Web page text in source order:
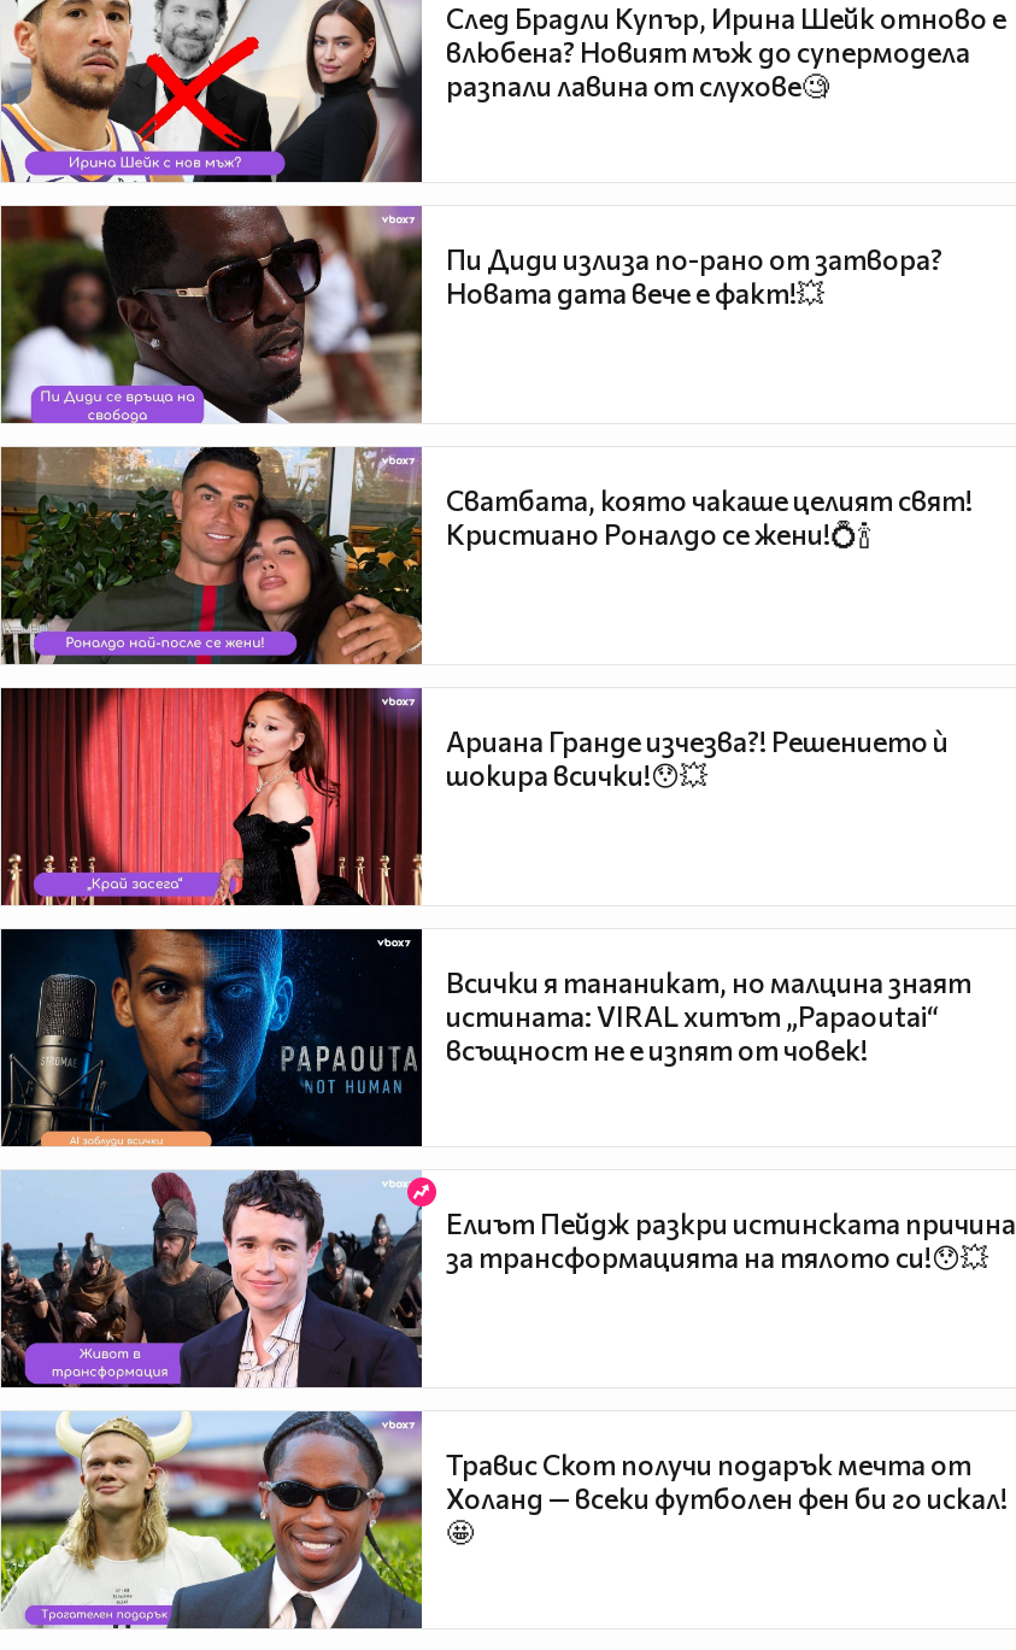
След Брадли Купър, Ирина Шейк отново е
влюбена? Новият мъж до супермодела
разпали лавина от слухове🧐
Пи Диди излиза по-рано от затвора?
Новата дата вече е факт!💥
Сватбата, която чакаше целият свят!
Кристиано Роналдо се жени!💍🍾
Ариана Гранде изчезва?! Решението ѝ
шокира всички!😯💥
Всички я тананикат, но малцина знаят
истината: VIRAL хитът „Papaoutai“
всъщност не е изпят от човек!
Елиът Пейдж разкри истинската причина
за трансформацията на тялото си!😯💥
Травис Скот получи подарък мечта от
Холанд — всеки футболен фен би го искал!
🤩